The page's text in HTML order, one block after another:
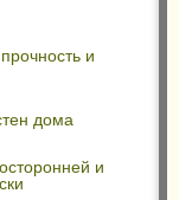
и
дома
и